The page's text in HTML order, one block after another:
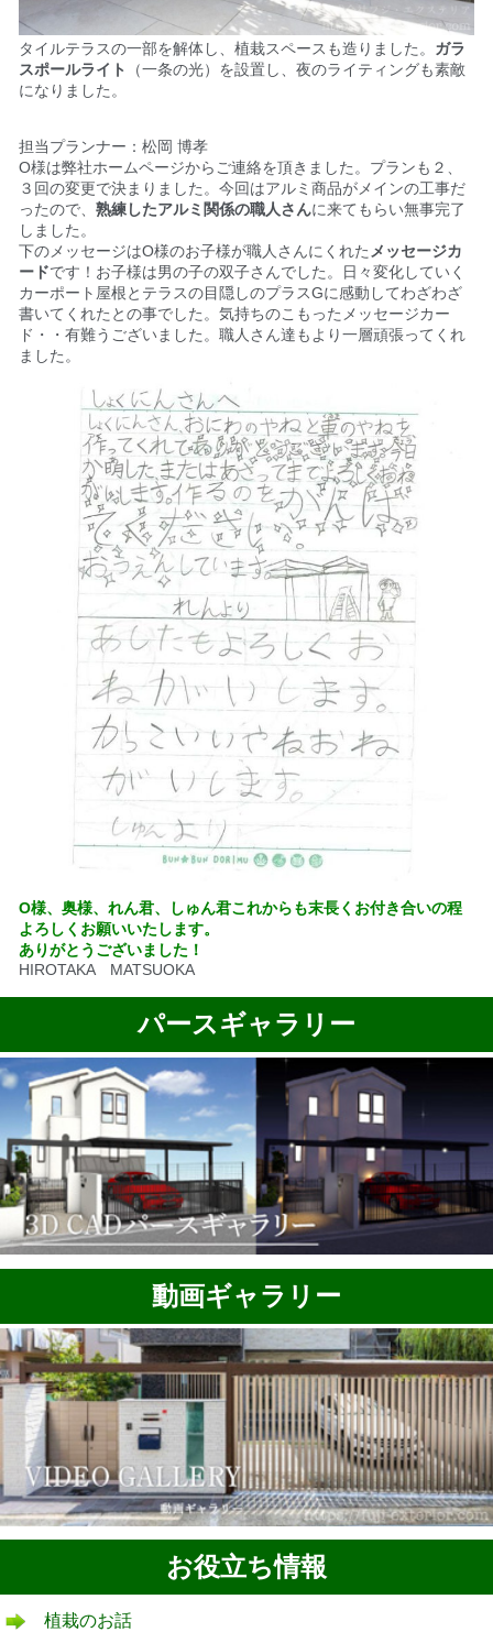
タイルテラスの一部を解体し、植栽スペースも造りました。 ガラ
スポールライト
（一条の光）を設置し、夜のライティングも素敵
になりました。
担当プランナー：松岡 博孝
O様は弊社ホームページからご連絡を頂きました。プランも２、
３回の変更で決まりました。今回はアルミ商品がメインの工事だ
ったので、熟練したアルミ関係の職人さんに来てもらい無事完了
しました。
下のメッセージはO様のお子様が職人さんにくれたメッセージカ
ードです！お子様は男の子の双子さんでした。日々変化していく
カーポート屋根とテラスの目隠しのプラスGに感動してわざわざ
書いてくれたとの事でした。気持ちのこもったメッセージカー
ド・・有難うございました。職人さん達もより一層頑張ってくれ
ました。
O様、奥様、れん君、しゅん君これからも末長くお付き合いの程
よろしくお願いいたします。
ありがとうございました！
HIROTAKA MATSUOKA
パースギャラリー
動画ギャラリー
お役立ち情報
植栽のお話